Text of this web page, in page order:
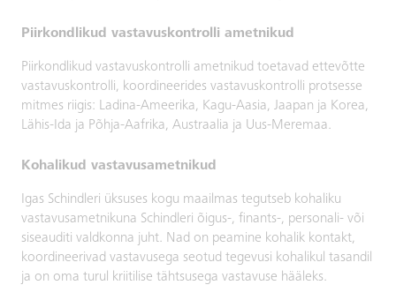
Piirkondlikud vastavuskontrolli ametnikud
Piirkondlikud vastavuskontrolli ametnikud toetavad ettevõtte
vastavuskontrolli, koordineerides vastavuskontrolli protsesse
mitmes riigis: Ladina-Ameerika, Kagu-Aasia, Jaapan ja Korea,
Lähis-Ida ja Põhja-Aafrika, Austraalia ja Uus-Meremaa.
Kohalikud vastavusametnikud
Igas Schindleri üksuses kogu maailmas tegutseb kohaliku
vastavusametnikuna Schindleri õigus-, finants-, personali- või
siseauditi valdkonna juht. Nad on peamine kohalik kontakt,
koordineerivad vastavusega seotud tegevusi kohalikul tasandil
ja on oma turul kriitilise tähtsusega vastavuse hääleks.